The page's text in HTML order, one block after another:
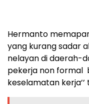
Hermanto
yang kurang sadar
nelayan di daerah-
pekerja non formal
keselamatan